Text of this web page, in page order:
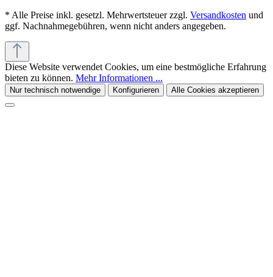
* Alle Preise inkl. gesetzl. Mehrwertsteuer zzgl. Versandkosten und
ggf. Nachnahmegebühren, wenn nicht anders angegeben.
Diese Website verwendet Cookies, um eine bestmögliche Erfahrung
bieten zu können. Mehr Informationen ...
Nur technisch notwendige Konfigurieren Alle Cookies akzeptieren